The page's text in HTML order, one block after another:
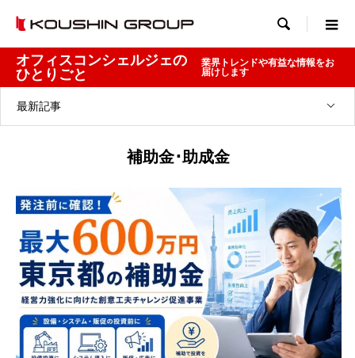

オフィスコンシェルジェの
ひとりごと
業界トレンドや有益な情報をお
届けします
最新記事
補助金･助成金